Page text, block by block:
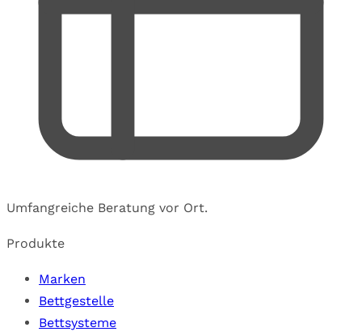
Umfangreiche Beratung vor Ort.
Produkte
Marken
Bettgestelle
Bettsysteme